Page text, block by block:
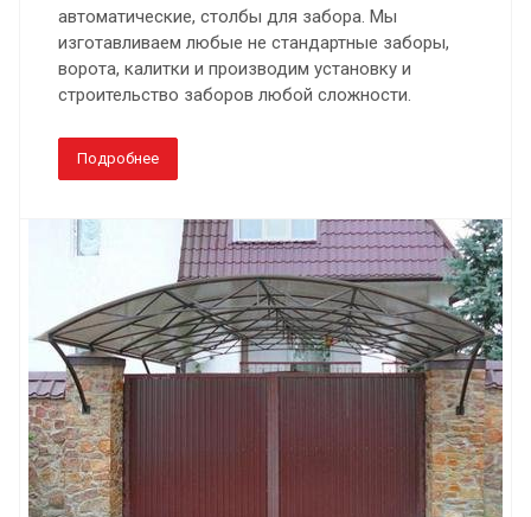
автоматические, столбы для забора. Мы
изготавливаем любые не стандартные заборы,
ворота, калитки и производим установку и
строительство заборов любой сложности.
Подробнее